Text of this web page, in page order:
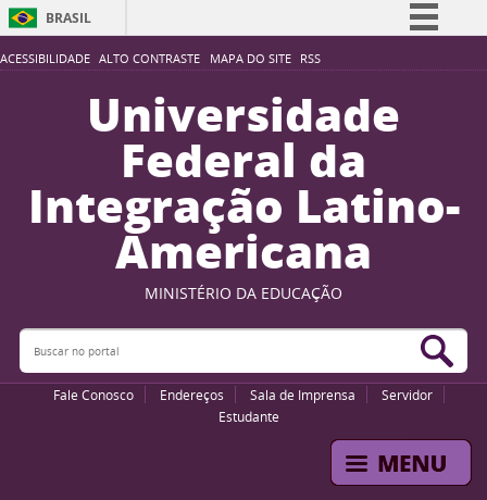
ACESSIBILIDADE ALTO CONTRASTE MAPA DO SITE RSS
BRASIL
Simplifique!
Participe
Acesso à informação
Legislação
Canais
Universidade
Federal da
Integração Latino-
Americana
MINISTÉRIO DA EDUCAÇÃO
Buscar no portal
Fale Conosco Endereços Sala de Imprensa
Servidor
Estudante